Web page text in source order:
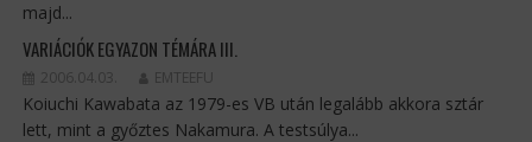
majd...
VARIÁCIÓK EGYAZON TÉMÁRA III.
2006.04.03. EMTEEFU
Koiuchi Kawabata az 1979-es VB után legalább akkora sztár
lett, mint a győztes Nakamura. A testsúlya...